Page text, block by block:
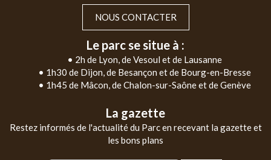
NOUS CONTACTER
Le parc se situe à :
• 2h de Lyon, de Vesoul et de Lausanne
• 1h30 de Dijon, de Besançon et de Bourg-en-Bresse
• 1h45 de Mâcon, de Chalon-sur-Saône et de Genève
La gazette
Restez informés de l'actualité du Parc en recevant la gazette et
les bons plans